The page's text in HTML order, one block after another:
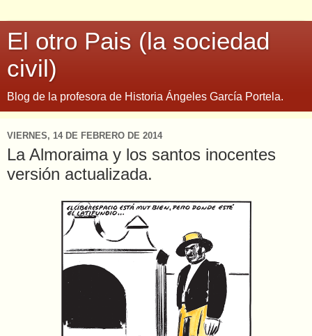
El otro Pais (la sociedad
civil)
Blog de la profesora de Historia Ángeles García Portela.
VIERNES, 14 DE FEBRERO DE 2014
La Almoraima y los santos inocentes
versión actualizada.